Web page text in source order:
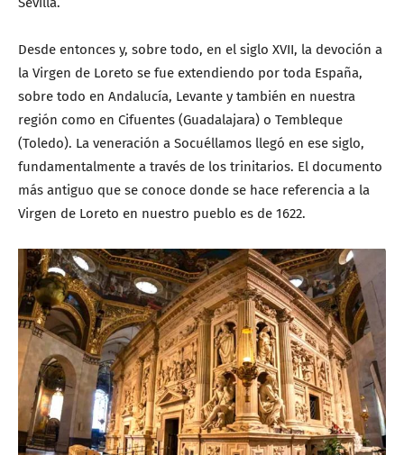
Desde entonces y, sobre todo, en el siglo XVII, la devoción a
la Virgen de Loreto se fue extendiendo por toda España,
sobre todo en Andalucía, Levante y también en nuestra
región como en Cifuentes (Guadalajara) o Tembleque
(Toledo). La veneración a Socuéllamos llegó en ese siglo,
fundamentalmente a través de los trinitarios. El documento
más antiguo que se conoce donde se hace referencia a la
Virgen de Loreto en nuestro pueblo es de 1622.